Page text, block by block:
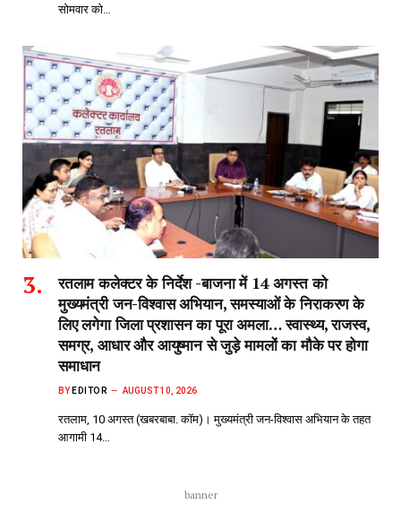
सोमवार को…
रतलाम कलेक्टर के निर्देश -बाजना में 14 अगस्त को
मुख्यमंत्री जन-विश्वास अभियान, समस्याओं के निराकरण के
लिए लगेगा जिला प्रशासन का पूरा अमला… स्वास्थ्य, राजस्व,
समग्र, आधार और आयुष्मान से जुड़े मामलों का मौके पर होगा
समाधान
BY EDITOR AUGUST 10, 2026
रतलाम, 10 अगस्त (खबरबाबा. कॉम)। मुख्यमंत्री जन-विश्वास अभियान के तहत
आगामी 14…
banner